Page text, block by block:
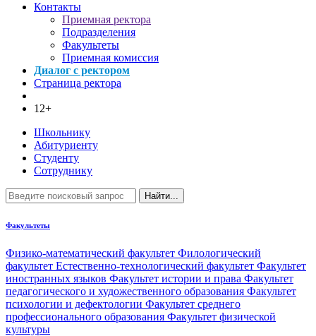
Контакты
Приемная ректора
Подразделения
Факультеты
Приемная комиссия
Диалог с ректором
Страница ректора
12+
Школьнику
Абитуриенту
Студенту
Сотруднику
Найти...
Факультеты
Физико-математический факультет Филологический
факультет Естественно-технологический факультет Факультет
иностранных языков Факультет истории и права Факультет
педагогического и художественного образования Факультет
психологии и дефектологии Факультет среднего
профессионального образования Факультет физической
культуры